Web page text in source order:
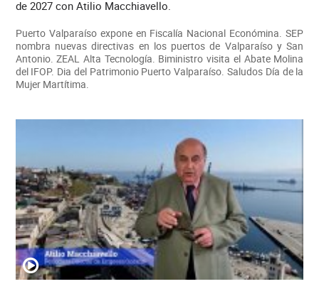
de 2027 con Atilio Macchiavello.
Puerto Valparaíso expone en Fiscalía Nacional Económina. SEP
nombra nuevas directivas en los puertos de Valparaíso y San
Antonio. ZEAL Alta Tecnología. Biministro visita el Abate Molina
del IFOP. Dia del Patrimonio Puerto Valparaíso. Saludos Día de la
Mujer Martítima.